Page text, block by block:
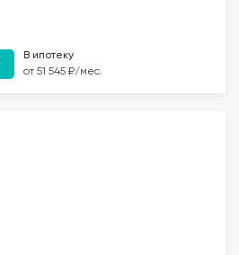
В ипотеку
от 51 545 ₽/мес.